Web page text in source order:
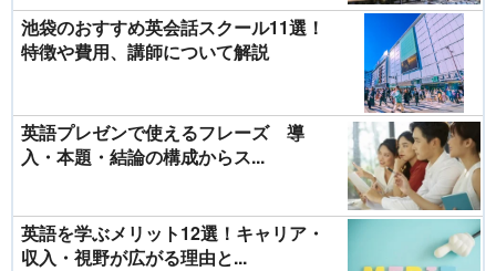
池袋のおすすめ英会話スクール11選！
特徴や費用、講師について解説
英語プレゼンで使えるフレーズ 導
入・本題・結論の構成からス...
英語を学ぶメリット12選！キャリア・
収入・視野が広がる理由と...